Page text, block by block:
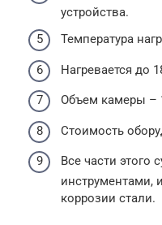
устройства.
Температура
Нагревается до
Объем камеры –
Стоимость
Все части этого
инструментами,
коррозии стали.